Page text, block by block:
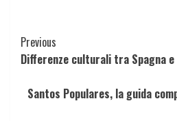
Continue
Reading
Previous
Differenze culturali tra Spagna
Santos Populares, la guida